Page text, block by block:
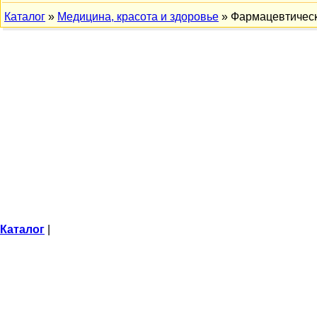
Каталог » Медицина, красота и здоровье »
Каталог